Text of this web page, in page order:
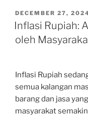
POSTED
ON
DECEMBER 27,
Inflasi Rupiah:
oleh
Inflasi Rupiah
semua kalangan
barang dan jasa
masyarakat